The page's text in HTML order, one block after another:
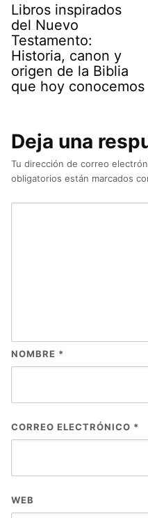
Libros inspirados
del Nuevo
Testamento:
Historia, canon y
origen de la Biblia
que hoy conocemos
Deja una
Tu dirección de correo
obligatorios están marcados
NOMBRE *
CORREO ELECTRÓNICO *
WEB